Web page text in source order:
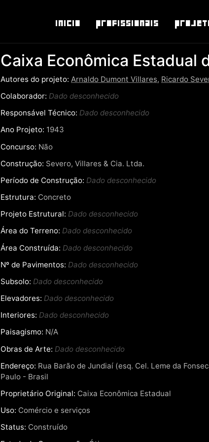
Inicio Profissionais
Caixa Econômica Estadual
Autores do projeto: Arnaldo Dumont Villares, Ricardo
Colaborador: Dado desconhecido
Responsável Técnico: Dado desconhecido
Ano Projeto: 1943
Concurso: Não
Construção: Severo, Villares & Cia. Ltda.
Período de Construção: Dado desconhecido
Estrutura: Concreto
Projeto Estrutural: Dado desconhecido
Área do Terreno: Dado desconhecido
Área Construída: Dado desconhecido
Nº de Pavimentos: Dado desconhecido
Subsolo: Dado desconhecido
Elevadores: Dado desconhecido
Interiores: Dado desconhecido
Paisagismo: N/A
Obras de Arte: Dado desconhecido
Endereço: Rua Barão de Jundiaí (esq. Cel. Leme da
Paulo - Brasil
Proprietário Original: Caixa Econômica Estadual
Uso: Comércio e serviços
Status: Construído